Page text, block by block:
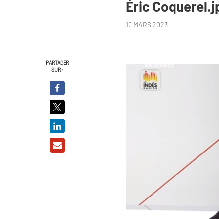
Éric
10 MARS 2023
PARTAGER
SUR :